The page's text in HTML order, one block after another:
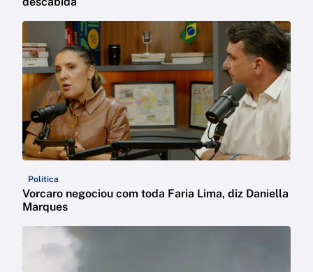
Política
Vorcaro negociou com toda Faria Lima, diz Daniella
Marques